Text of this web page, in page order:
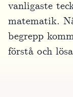
vanligaste
matematik.
begrepp
förstå och